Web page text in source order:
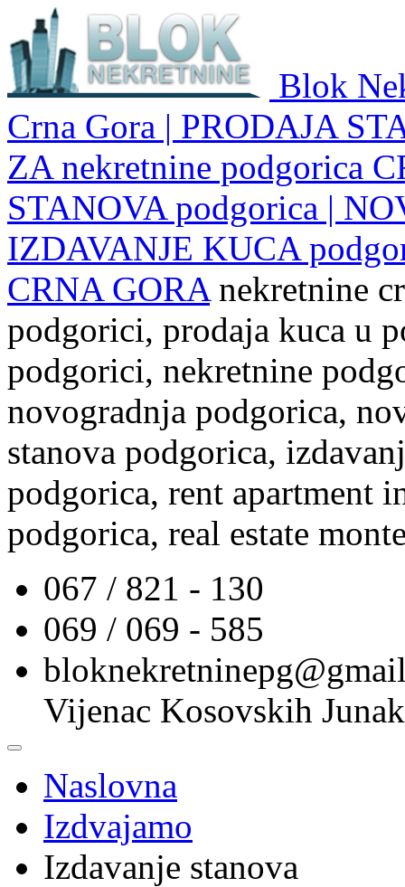
Blok
Crna Gora | PRODAJA
ZA nekretnine podgorica
STANOVA podgorica |
IZDAVANJE KUCA
CRNA GORA nekretnine
podgorici, prodaja kuca u
podgorici, nekretnine
novogradnja podgorica,
stanova podgorica,
podgorica, rent apartment
podgorica, real estate
067 / 821 - 130
069 / 069 - 585
Vijenac Kosovskih
Naslovna
Izdvajamo
Izdavanje stanova